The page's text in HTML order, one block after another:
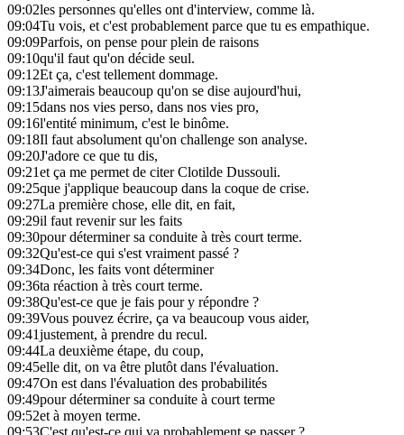
09:02les personnes qu'elles ont d'interview, comme là.
09:04Tu vois, et c'est probablement parce que tu es empathique.
09:09Parfois, on pense pour plein de raisons
09:10qu'il faut qu'on décide seul.
09:12Et ça, c'est tellement dommage.
09:13J'aimerais beaucoup qu'on se dise aujourd'hui,
09:15dans nos vies perso, dans nos vies pro,
09:16l'entité minimum, c'est le binôme.
09:18Il faut absolument qu'on challenge son analyse.
09:20J'adore ce que tu dis,
09:21et ça me permet de citer Clotilde Dussouli.
09:25que j'applique beaucoup dans la coque de crise.
09:27La première chose, elle dit, en fait,
09:29il faut revenir sur les faits
09:30pour déterminer sa conduite à très court terme.
09:32Qu'est-ce qui s'est vraiment passé ?
09:34Donc, les faits vont déterminer
09:36ta réaction à très court terme.
09:38Qu'est-ce que je fais pour y répondre ?
09:39Vous pouvez écrire, ça va beaucoup vous aider,
09:41justement, à prendre du recul.
09:44La deuxième étape, du coup,
09:45elle dit, on va être plutôt dans l'évaluation.
09:47On est dans l'évaluation des probabilités
09:49pour déterminer sa conduite à court terme
09:52et à moyen terme.